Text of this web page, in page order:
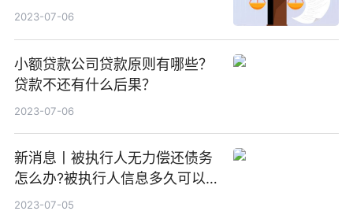
效？
2023-07-06
小额贷款公司贷款原则有哪些？
贷款不还有什么后果？
2023-07-06
新消息丨被执行人无力偿还债务
怎么办?被执行人信息多久可以
消除?
2023-07-05